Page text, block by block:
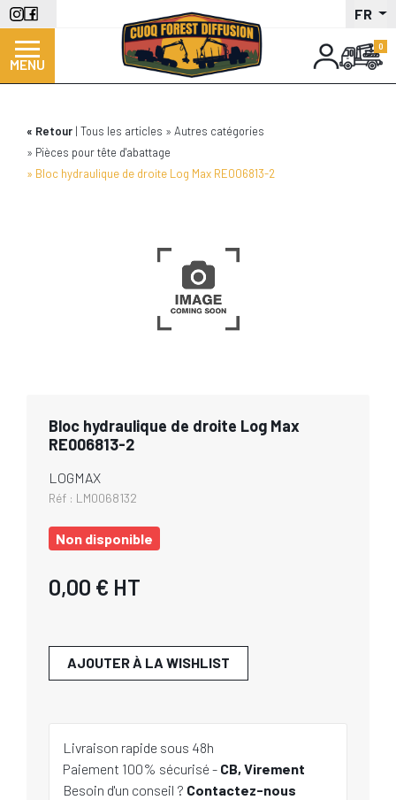
Aller
au
contenu
principal
FR
MENU
Retour Tous les articles
Autres catégories
Pièces pour tête d'abattage
Bloc hydraulique de droite Log Max RE006813-2
Bloc hydraulique de droite Log Max
RE006813-2
LOGMAX
Réf : LM0068132
Non disponible
0,00 € HT
AJOUTER À LA WISHLIST
Livraison rapide sous 48h
Paiement 100% sécurisé - CB, Virement
Besoin d'un conseil ? Contactez-nous